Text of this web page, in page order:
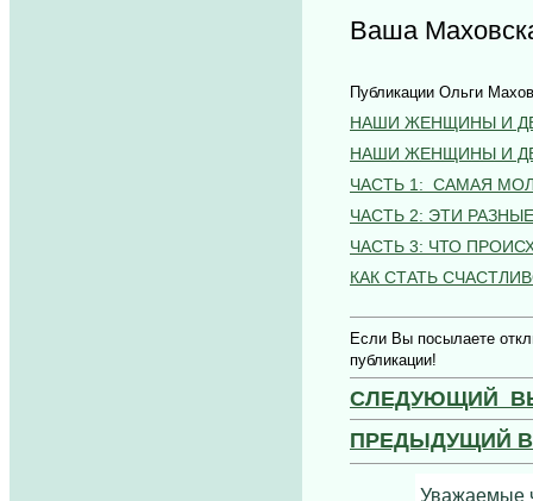
Ваша
Публикации Ольги
НАШИ ЖЕНЩИНЫ И
НАШИ ЖЕНЩИНЫ И
ЧАСТЬ 1: САМАЯ
ЧАСТЬ 2: ЭТИ
ЧАСТЬ 3: ЧТО
КАК СТАТЬ
Если Вы посылаете
публикации!
СЛЕДУЮЩИЙ
ПРЕДЫДУЩИЙ
Уважаемые